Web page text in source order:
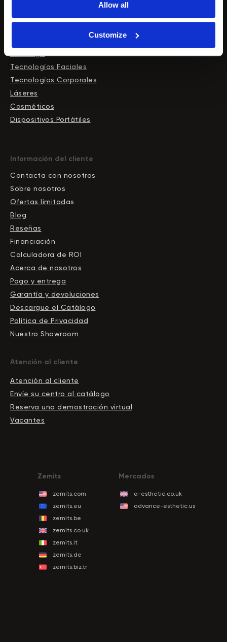
Allow all
Customize
Tecnologías Faciales
Tecnologías Corporales
Láseres
Cosméticos
Dispositivos Portátiles
Información del cliente
Contacta con nosotros
Sobre nosotros
Ofertas limitadas
Blog
Reseñas
Financiación
Calculadora de ROI
Acerca de nosotros
Pago y entrega
Garantía y devoluciones
Descargue el Сatálogo
Política de Privacidad
Nuestro Showroom
Atención al cliente
Atención al cliente
Envíe su centro al catálogo
Reserva una demostración virtual
Vacantes
zemits.com
zemits.eu
zemits.be
zemits.co.uk
zemits.it
zemits.de
zemits.biz.tr
Zemits
a-esthetic.co.uk
advance-esthetic.us
Mercados